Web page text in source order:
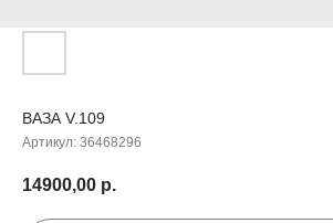
ВАЗА V.109
Артикул: 36468296
14900,00 р.
ДОБАВЬТЕ ПОДАРОК